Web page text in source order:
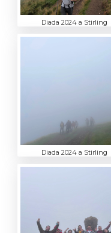
Diada 2024 a Stirling
Diada 2024 a Stirling